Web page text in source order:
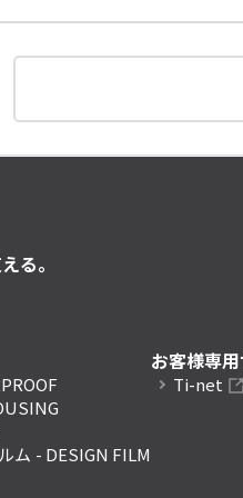
る。
ム - DESIGN FILM
お客様専
Ti-net